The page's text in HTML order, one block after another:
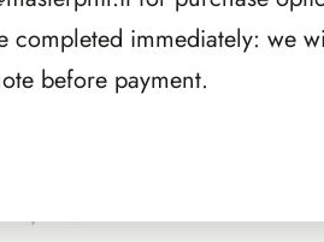
1985
immediately: we
before payment.